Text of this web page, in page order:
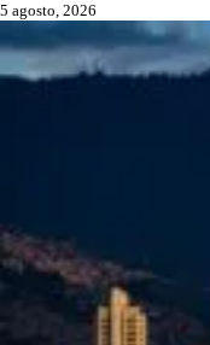
5 agosto, 2026